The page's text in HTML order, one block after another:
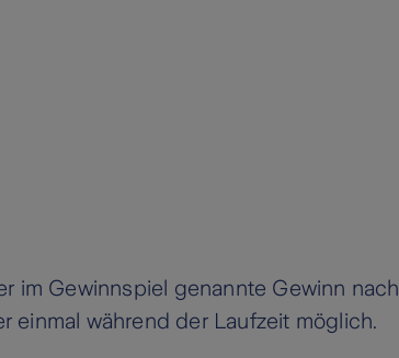
im Gewinnspiel genannte Gewinn nach
einmal während der Laufzeit möglich.